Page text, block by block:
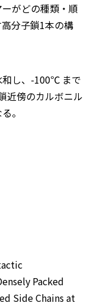
がどの種類・順
分子鎖1本の構
和し、-100℃ まで
近傍のカルボニル
。
Packed
Side Chains at